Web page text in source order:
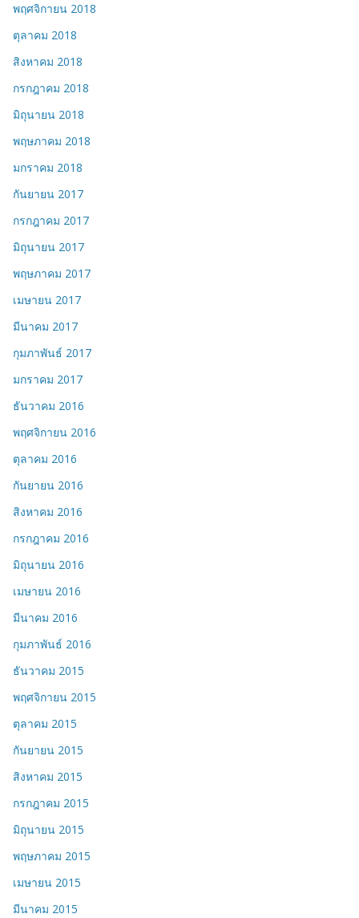
พฤศจิกายน 2018
ตุลาคม 2018
สิงหาคม 2018
กรกฎาคม 2018
มิถุนายน 2018
พฤษภาคม 2018
มกราคม 2018
กันยายน 2017
กรกฎาคม 2017
มิถุนายน 2017
พฤษภาคม 2017
เมษายน 2017
มีนาคม 2017
กุมภาพันธ์ 2017
มกราคม 2017
ธันวาคม 2016
พฤศจิกายน 2016
ตุลาคม 2016
กันยายน 2016
สิงหาคม 2016
กรกฎาคม 2016
มิถุนายน 2016
เมษายน 2016
มีนาคม 2016
กุมภาพันธ์ 2016
ธันวาคม 2015
พฤศจิกายน 2015
ตุลาคม 2015
กันยายน 2015
สิงหาคม 2015
กรกฎาคม 2015
มิถุนายน 2015
พฤษภาคม 2015
เมษายน 2015
มีนาคม 2015